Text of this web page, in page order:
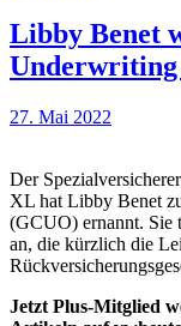
Libby Benet
27. Mai 2022
Der
XL hat Libby Benet
(GCUO) ernannt. Sie
an, die kürzlich die
Jetzt Plus-Mitglied